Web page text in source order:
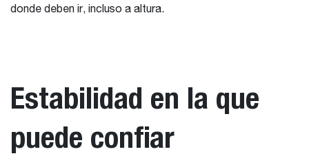
donde deben ir, incluso a altura.
Estabilidad en la que
puede confiar